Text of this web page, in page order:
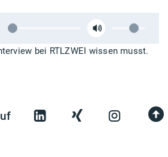
bei RTLZWEI wissen musst.